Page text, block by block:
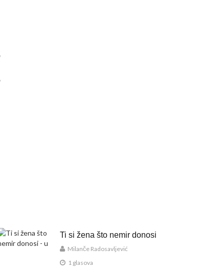
Ti si žena što nemir donosi
Milanče Radosavljević
1 glasova